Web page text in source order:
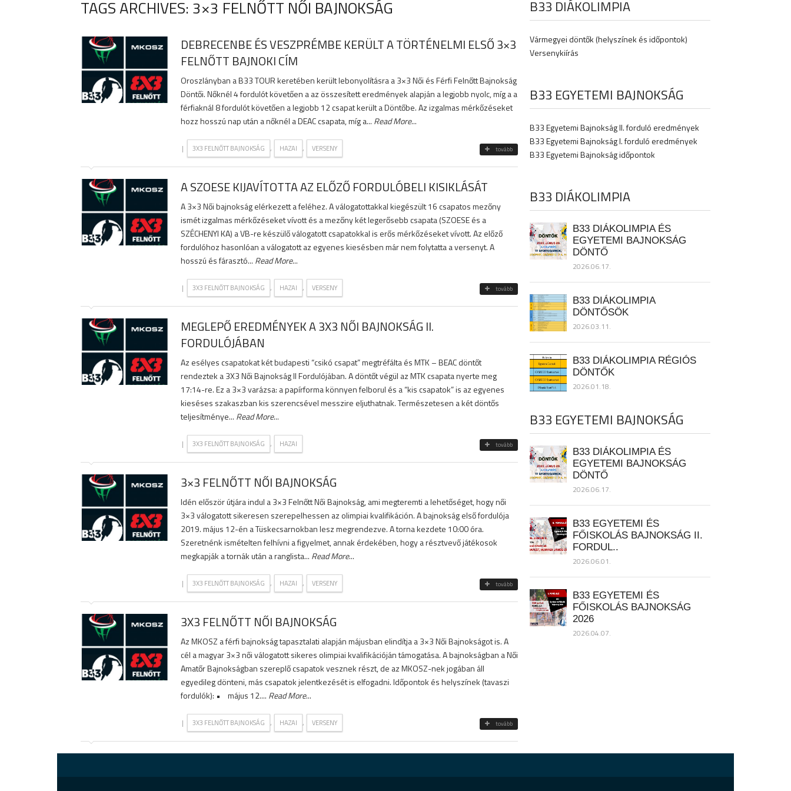
TAGS ARCHIVES: 3×3 FELNŐTT NŐI BAJNOKSÁG
DEBRECENBE ÉS VESZPRÉMBE KERÜLT A TÖRTÉNELMI ELSŐ 3×3
FELNŐTT BAJNOKI CÍM
Oroszlányban a B33 TOUR keretében került lebonyolításra a 3×3 Női és Férfi Felnőtt Bajnokság
Döntői. Nőknél 4 fordulót követően a az összesített eredmények alapján a legjobb nyolc, míg a a
férfiaknál 8 fordulót követően a legjobb 12 csapat került a Döntőbe. Az izgalmas mérkőzéseket
hozz hosszú nap után a nőknél a DEAC csapata, míg a... Read More...
| 3X3 FELNŐTT BAJNOKSÁG , HAZAI , VERSENY tovább
A SZOESE KIJAVÍTOTTA AZ ELŐZŐ FORDULÓBELI KISIKLÁSÁT
A 3×3 Női bajnokság elérkezett a feléhez. A válogatottakkal kiegészült 16 csapatos mezőny
ismét izgalmas mérkőzéseket vívott és a mezőny két legerősebb csapata (SZOESE és a
SZÉCHENYI KA) a VB-re készülő válogatott csapatokkal is erős mérkőzéseket vívott. Az előző
fordulóhoz hasonlóan a válogatott az egyenes kiesésben már nem folytatta a versenyt. A
hosszú és fárasztó... Read More...
| 3X3 FELNŐTT BAJNOKSÁG , HAZAI , VERSENY tovább
MEGLEPŐ EREDMÉNYEK A 3X3 NŐI BAJNOKSÁG II.
FORDULÓJÁBAN
Az esélyes csapatokat két budapesti “csikó csapat” megtréfálta és MTK – BEAC döntőt
rendeztek a 3X3 Női Bajnokság II Fordulójában. A döntőt végül az MTK csapata nyerte meg
17:14-re. Ez a 3×3 varázsa: a papírforma könnyen felborul és a “kis csapatok” is az egyenes
kieséses szakaszban kis szerencsével messzire eljuthatnak. Természetesen a két döntős
teljesítménye... Read More...
| 3X3 FELNŐTT BAJNOKSÁG , HAZAI tovább
3×3 FELNŐTT NŐI BAJNOKSÁG
Idén először útjára indul a 3×3 Felnőtt Női Bajnokság, ami megteremti a lehetőséget, hogy női
3×3 válogatott sikeresen szerepelhessen az olimpiai kvalifikáción. A bajnokság első fordulója
2019. május 12-én a Tüskecsarnokban lesz megrendezve. A torna kezdete 10:00 óra.
Szeretnénk ismételten felhívni a figyelmet, annak érdekében, hogy a résztvevő játékosok
megkapják a tornák után a ranglista... Read More...
| 3X3 FELNŐTT BAJNOKSÁG , HAZAI , VERSENY tovább
3X3 FELNŐTT NŐI BAJNOKSÁG
Az MKOSZ a férfi bajnokság tapasztalati alapján májusban elindítja a 3×3 Női Bajnokságot is. A
cél a magyar 3×3 női válogatott sikeres olimpiai kvalifikációján támogatása. A bajnokságban a Női
Amatőr Bajnokságban szereplő csapatok vesznek részt, de az MKOSZ-nek jogában áll
egyedileg dönteni, más csapatok jelentkezését is elfogadni. Időpontok és helyszínek (tavaszi
fordulók): • május 12.... Read More...
| 3X3 FELNŐTT BAJNOKSÁG , HAZAI , VERSENY tovább
B33 DIÁKOLIMPIA
Vármegyei döntők (helyszínek és időpontok)
Versenykiírás
B33 EGYETEMI BAJNOKSÁG
B33 Egyetemi Bajnokság II. forduló eredmények
B33 Egyetemi Bajnokság I. forduló eredmények
B33 Egyetemi Bajnokság időpontok
B33 DIÁKOLIMPIA
B33 DIÁKOLIMPIA ÉS
EGYETEMI BAJNOKSÁG
DÖNTŐ
2026.06.17.
B33 DIÁKOLIMPIA
DÖNTŐSÖK
2026.03.11.
B33 DIÁKOLIMPIA RÉGIÓS
DÖNTŐK
2026.01.18.
B33 EGYETEMI BAJNOKSÁG
B33 DIÁKOLIMPIA ÉS
EGYETEMI BAJNOKSÁG
DÖNTŐ
2026.06.17.
B33 EGYETEMI ÉS
FŐISKOLÁS BAJNOKSÁG II.
FORDUL..
2026.06.01.
B33 EGYETEMI ÉS
FŐISKOLÁS BAJNOKSÁG
2026
2026.04.07.